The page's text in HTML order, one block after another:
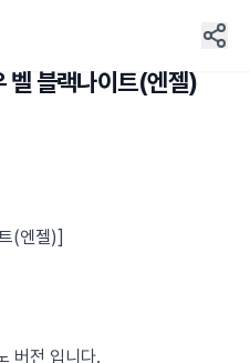
벨 블랙나이트(엔젤)
(엔젤)]
버전 입니다.